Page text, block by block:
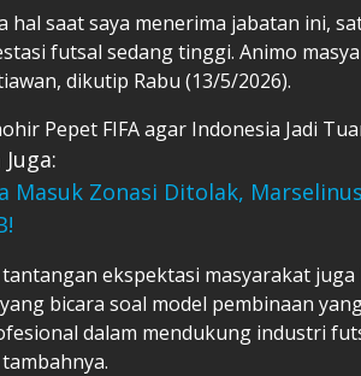
hal saat saya menerima jabatan ini,
futsal sedang tinggi. Animo
dikutip Rabu (13/5/2026).
Pepet FIFA agar Indonesia Jadi
Juga:
Masuk Zonasi Ditolak,
tantangan ekspektasi masyarakat
bicara soal model pembinaan
dalam mendukung industri